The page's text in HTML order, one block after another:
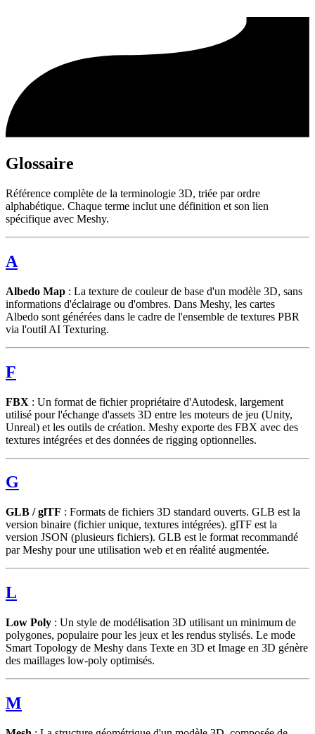
Glossaire
Référence complète de la terminologie 3D, triée par ordre
alphabétique. Chaque terme inclut une définition et son lien
spécifique avec Meshy.
A
Albedo Map : La texture de couleur de base d'un modèle 3D, sans
informations d'éclairage ou d'ombres. Dans Meshy, les cartes
Albedo sont générées dans le cadre de l'ensemble de textures PBR
via l'outil AI Texturing.
F
FBX : Un format de fichier propriétaire d'Autodesk, largement
utilisé pour l'échange d'assets 3D entre les moteurs de jeu (Unity,
Unreal) et les outils de création. Meshy exporte des FBX avec des
textures intégrées et des données de rigging optionnelles.
G
GLB / glTF : Formats de fichiers 3D standard ouverts. GLB est la
version binaire (fichier unique, textures intégrées). glTF est la
version JSON (plusieurs fichiers). GLB est le format recommandé
par Meshy pour une utilisation web et en réalité augmentée.
L
Low Poly : Un style de modélisation 3D utilisant un minimum de
polygones, populaire pour les jeux et les rendus stylisés. Le mode
Smart Topology de Meshy dans Texte en 3D et Image en 3D génère
des maillages low-poly optimisés.
M